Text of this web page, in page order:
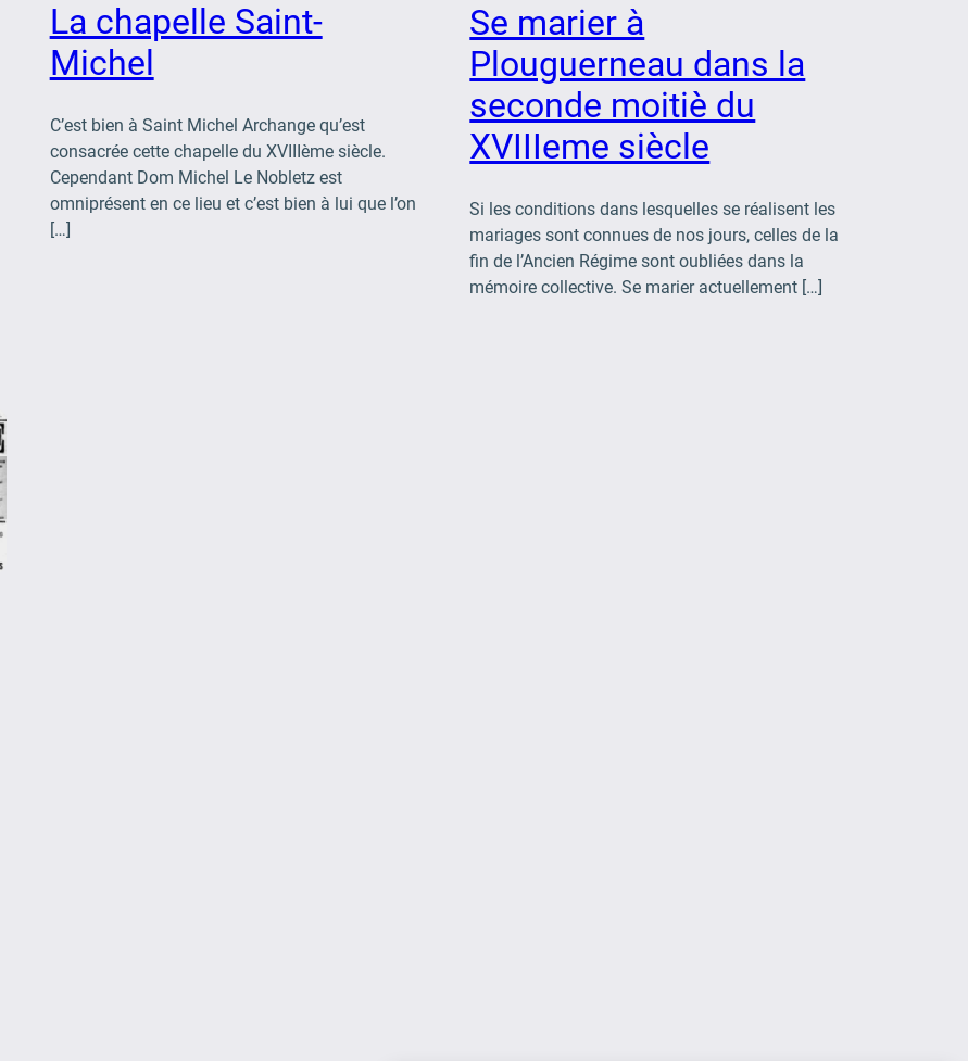
La chapelle Saint-
Michel
C’est bien à Saint Michel Archange qu’est
consacrée cette chapelle du XVIIIème siècle.
Cependant Dom Michel Le Nobletz est
omniprésent en ce lieu et c’est bien à lui que l’on
[…]
Se marier à
Plouguerneau dans la
seconde moitiè du
XVIIIeme siècle
Si les conditions dans lesquelles se réalisent les
mariages sont connues de nos jours, celles de la
fin de l’Ancien Régime sont oubliées dans la
mémoire collective. Se marier actuellement […]